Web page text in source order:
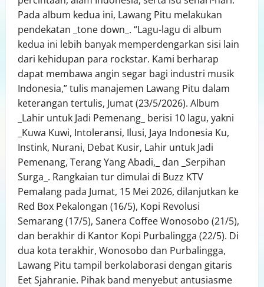
Pada album kedua ini, Lawang Pitu melakukan
pendekatan _tone down_. “Lagu-lagu di album
kedua ini lebih banyak memperdengarkan sisi lain
dari kehidupan para rockstar. Kami berharap
dapat membawa angin segar bagi industri musik
Indonesia,” tulis manajemen Lawang Pitu dalam
keterangan tertulis, Jumat (23/5/2026). Album
_Lahir untuk Jadi Pemenang_ berisi 10 lagu, yakni
_Kuwa Kuwi, Intoleransi, Ilusi, Jaya Indonesia Ku,
Instink, Nurani, Debat Kusir, Lahir untuk Jadi
Pemenang, Terang Yang Abadi,_ dan _Serpihan
Surga_. Rangkaian tur dimulai di Buzz KTV
Pemalang pada Jumat, 15 Mei 2026, dilanjutkan ke
Red Box Pekalongan (16/5), Kopi Revolusi
Semarang (17/5), Sanera Coffee Wonosobo (21/5),
dan berakhir di Kantor Kopi Purbalingga (22/5). Di
dua kota terakhir, Wonosobo dan Purbalingga,
Lawang Pitu tampil berkolaborasi dengan gitaris
Eet Sjahranie. Pihak band menyebut antusiasme